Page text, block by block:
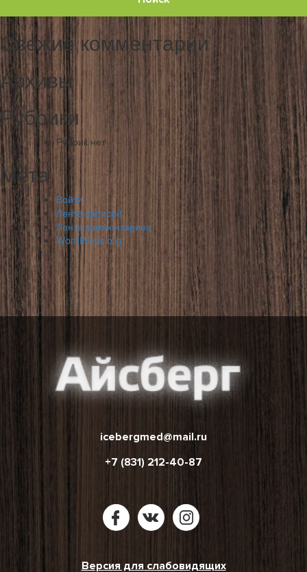
Свежие комментарии
Архивы
Рубрики
Рубрик нет
Мета
Войти
Лента записей
Лента комментариев
WordPress.org
icebergmed@mail.ru
+7 (831) 212-40-87
Версия для слабовидящих